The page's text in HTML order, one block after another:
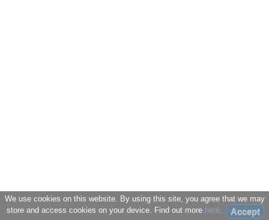
We use cookies on this website. By using this site, you agree that we may
store and access cookies on your device. Find out more here. Accept